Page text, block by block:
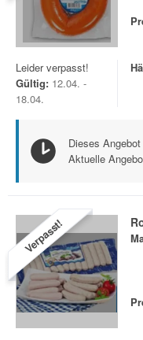
Leider verpasst!
Gültig: 12.04. -
18.04.
Dieses
Aktuelle
Verpasst!